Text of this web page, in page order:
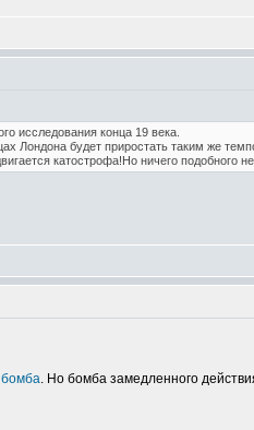
исследования конца 19 века.
Лондона будет приростать таким же
катострофа!Но ничего подобного не
бомба. Но бомба замедленного